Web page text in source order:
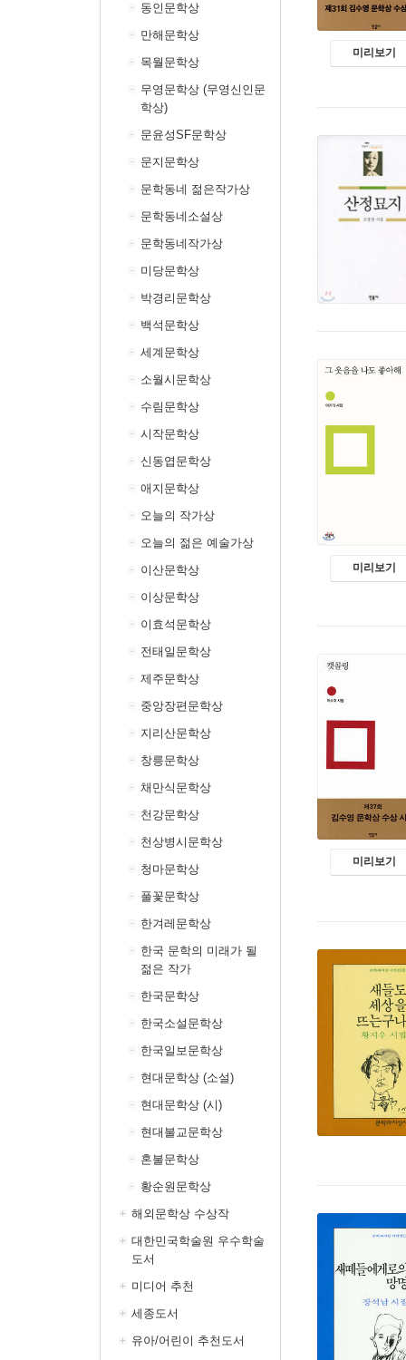
동인문학상
만해문학상
목월문학상
무영문학상 (무영신인문
학상)
문윤성SF문학상
문지문학상
문학동네 젊은작가상
문학동네소설상
문학동네작가상
미당문학상
박경리문학상
백석문학상
세계문학상
소월시문학상
수림문학상
시작문학상
신동엽문학상
애지문학상
오늘의 작가상
오늘의 젊은 예술가상
이산문학상
이상문학상
이효석문학상
전태일문학상
제주문학상
중앙장편문학상
지리산문학상
창릉문학상
채만식문학상
천강문학상
천상병시문학상
청마문학상
풀꽃문학상
한겨레문학상
한국 문학의 미래가 될
젊은 작가
한국문학상
한국소설문학상
한국일보문학상
현대문학상 (소설)
현대문학상 (시)
현대불교문학상
혼불문학상
황순원문학상
해외문학상 수상작
대한민국학술원 우수학술
도서
미디어 추천
세종도서
유아/어린이 추천도서
미리보기
미리보기
미리보기